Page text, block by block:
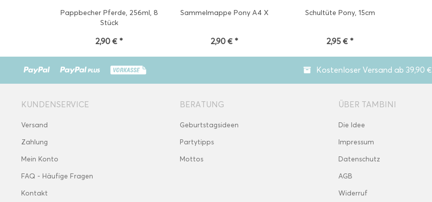
Pappbecher Pferde, 256ml, 8
Stück
2,90 € *
Sammelmappe Pony A4 X
2,90 € *
Schultüte Pony, 15cm
2,95 € *
Kostenloser Versand ab 39,90 €
KUNDENSERVICE
Versand
Zahlung
Mein Konto
FAQ - Häufige Fragen
Kontakt
BERATUNG
Geburtstagsideen
Partytipps
Mottos
ÜBER TAMBINI
Die Idee
Impressum
Datenschutz
AGB
Widerruf